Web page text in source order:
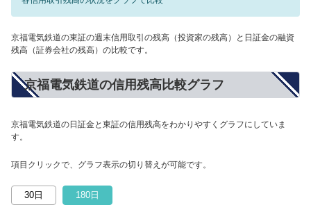
京福電気鉄道の東証の週末信用取引の残高（投資家の残高）と日証金の融資
残高（証券会社の残高）の比較です。
京福電気鉄道の信用残高比較グラフ
京福電気鉄道の日証金と東証の信用残高をわかりやすくグラフにしていま
す。
項目クリックで、グラフ表示の切り替えが可能です。
30日 180日